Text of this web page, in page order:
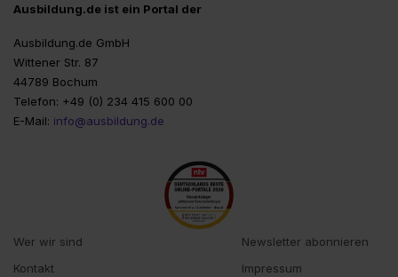
Ausbildung.de ist ein Portal der
Ausbildung.de GmbH
Wittener Str. 87
44789 Bochum
Telefon: +49 (0) 234 415 600 00
E-Mail: info@ausbildung.de
Wer wir sind
Kontakt
Newsletter abonnieren
Impressum